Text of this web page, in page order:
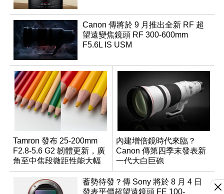
Canon 傳將於 9 月推出全新 RF 超
望遠變焦鏡頭 RF 300-600mm
F5.6L IS USM
Tamron 發布 25-200mm
F2.8-5.6 G2 韌體更新，廣
角至中焦段微距性能大幅
升級
內建增倍鏡時代來臨？
Canon 傳第四季末發表新
一代大白巨砲
蓄勢待發？傳 Sony 將於 8 月 4 日
發表平價超望遠鏡頭 FE 100-